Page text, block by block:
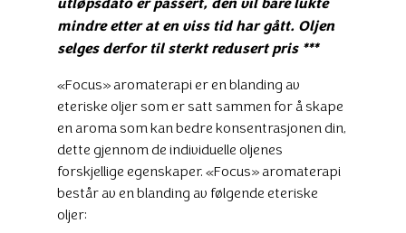
mindre etter at en viss tid har gått. Oljen
selges derfor til sterkt redusert pris ***
«Focus» aromaterapi er en blanding av
eteriske oljer som er satt sammen for å skape
en aroma som kan bedre konsentrasjonen din,
dette gjennom de individuelle oljenes
forskjellige egenskaper. «Focus» aromaterapi
består av en blanding av følgende eteriske
oljer: